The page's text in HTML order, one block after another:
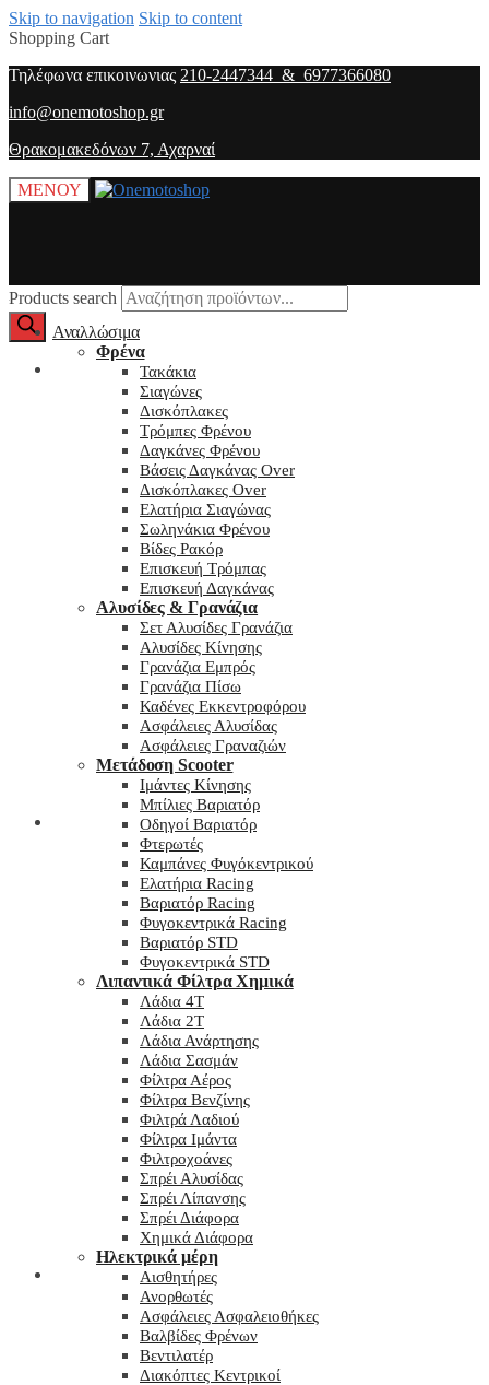
Skip to navigation Skip to content
Shopping Cart
Τηλέφωνα επικοινωνιας 210-2447344 & 6977366080
info@onemotoshop.gr
Θρακομακεδόνων 7, Αχαρναί
ΜΕΝΟΥ
Products search
O λογαριασμός μου
My wishlist
Αναλλώσιμα
Φρένα
Τακάκια
Σιαγώνες
Δισκόπλακες
Τρόμπες Φρένου
Δαγκάνες Φρένου
Βάσεις Δαγκάνας Over
Δισκόπλακες Over
Ελατήρια Σιαγώνας
Σωληνάκια Φρένου
Βίδες Ρακόρ
Επισκευή Τρόμπας
Επισκευή Δαγκάνας
Αλυσίδες & Γρανάζια
Σετ Αλυσίδες Γρανάζια
Αλυσίδες Κίνησης
Γρανάζια Εμπρός
Γρανάζια Πίσω
Καδένες Εκκεντροφόρου
Ασφάλειες Αλυσίδας
Ασφάλειες Γραναζιών
Μετάδοση Scooter
Ιμάντες Κίνησης
Μπίλιες Βαριατόρ
Οδηγοί Βαριατόρ
Φτερωτές
Καμπάνες Φυγόκεντρικού
Ελατήρια Racing
Βαριατόρ Racing
Φυγοκεντρικά Racing
Βαριατόρ STD
Φυγοκεντρικά STD
Λιπαντικά Φίλτρα Χημικά
Λάδια 4T
Λάδια 2T
Λάδια Ανάρτησης
Λάδια Σασμάν
Φίλτρα Αέρος
Φίλτρα Βενζίνης
Φιλτρά Λαδιού
Φίλτρα Ιμάντα
Φιλτροχοάνες
Σπρέι Αλυσίδας
Σπρέι Λίπανσης
Σπρέι Διάφορα
Χημικά Διάφορα
Hλεκτρικά μέρη
Αισθητήρες
Ανορθωτές
Ασφάλειες Ασφαλειοθήκες
Βαλβίδες Φρένων
Βεντιλατέρ
Διακόπτες Κεντρικοί